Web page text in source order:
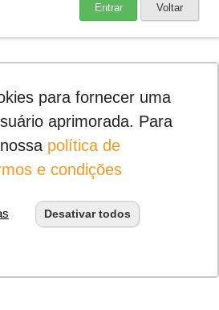
Entrar Voltar
para fornecer uma
aprimorada. Para
política de
e condições
Desativar todos